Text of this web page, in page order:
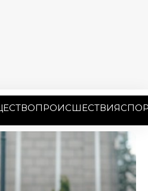
ПРОИСШЕСТВИЯ